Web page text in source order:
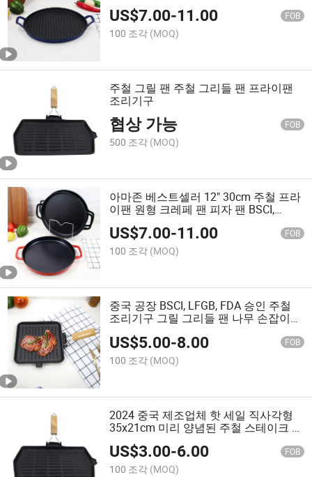
BSCI LFGB FDA
US$7.00-11.00 FOB
100 조각 (MOQ)
주철 그릴 팬 주철 그리들 팬 프라이팬
조리기구
협상 가능 FOB
500 조각 (MOQ)
아마존 베스트셀러 12" 30cm 주철 프라
이팬 원형 크레페 팬 피자 팬 BSCI,
LFGB, FDA 인증
US$7.00-11.00 FOB
100 조각 (MOQ)
중국 공장 BSCI, LFGB, FDA 승인 주철
조리기구 그릴 그리들 팬 나무 손잡이
US$5.00-8.00 FOB
100 조각 (MOQ)
2024 중국 제조업체 핫 세일 직사각형
35x21cm 미리 양념된 주철 스테이크 그
릴 그리들 팬 플레이트
US$3.00-6.00 FOB
100 조각 (MOQ)